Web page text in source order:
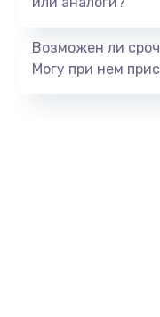
Возможен ли
Могу при нем